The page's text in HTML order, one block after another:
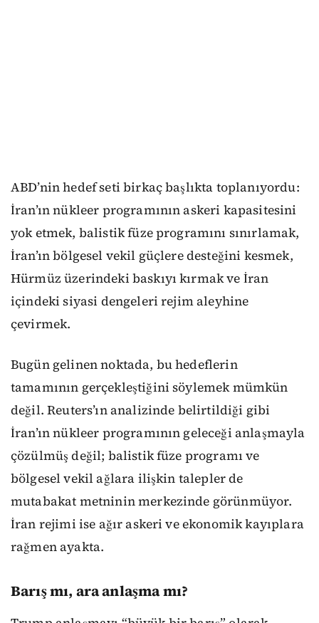
ABD’nin hedef seti birkaç başlıkta toplanıyordu:
İran’ın nükleer programının askeri kapasitesini
yok etmek, balistik füze programını sınırlamak,
İran’ın bölgesel vekil güçlere desteğini kesmek,
Hürmüz üzerindeki baskıyı kırmak ve İran
içindeki siyasi dengeleri rejim aleyhine
çevirmek.
Bugün gelinen noktada, bu hedeflerin
tamamının gerçekleştiğini söylemek mümkün
değil. Reuters’ın analizinde belirtildiği gibi
İran’ın nükleer programının geleceği anlaşmayla
çözülmüş değil; balistik füze programı ve
bölgesel vekil ağlara ilişkin talepler de
mutabakat metninin merkezinde görünmüyor.
İran rejimi ise ağır askeri ve ekonomik kayıplara
rağmen ayakta.
Barış mı, ara anlaşma mı?